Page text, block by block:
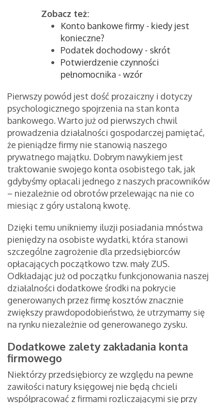
Zobacz też:
Konto bankowe firmy - kiedy jest
konieczne?
Podatek dochodowy - skrót
Potwierdzenie czynności
pełnomocnika - wzór
Pierwszy powód jest dość prozaiczny i dotyczy
psychologicznego spojrzenia na stan konta
bankowego. Warto już od pierwszych chwil
prowadzenia działalności gospodarczej pamiętać,
że pieniądze firmy nie stanowią naszego
prywatnego majątku. Dobrym nawykiem jest
traktowanie swojego konta osobistego tak, jak
gdybyśmy opłacali jednego z naszych pracowników
– niezależnie od obrotów przelewając na nie co
miesiąc z góry ustaloną kwotę.
Dzięki temu unikniemy iluzji posiadania mnóstwa
pieniędzy na osobiste wydatki, która stanowi
szczególne zagrożenie dla przedsiębiorców
opłacających początkowo tzw. mały ZUS.
Odkładając już od początku funkcjonowania naszej
działalności dodatkowe środki na pokrycie
generowanych przez firmę kosztów znacznie
zwiększy prawdopodobieństwo, że utrzymamy się
na rynku niezależnie od generowanego zysku.
Dodatkowe zalety zakładania konta
firmowego
Niektórzy przedsiębiorcy ze względu na pewne
zawiłości natury księgowej nie będą chcieli
współpracować z firmami rozliczającymi się przy